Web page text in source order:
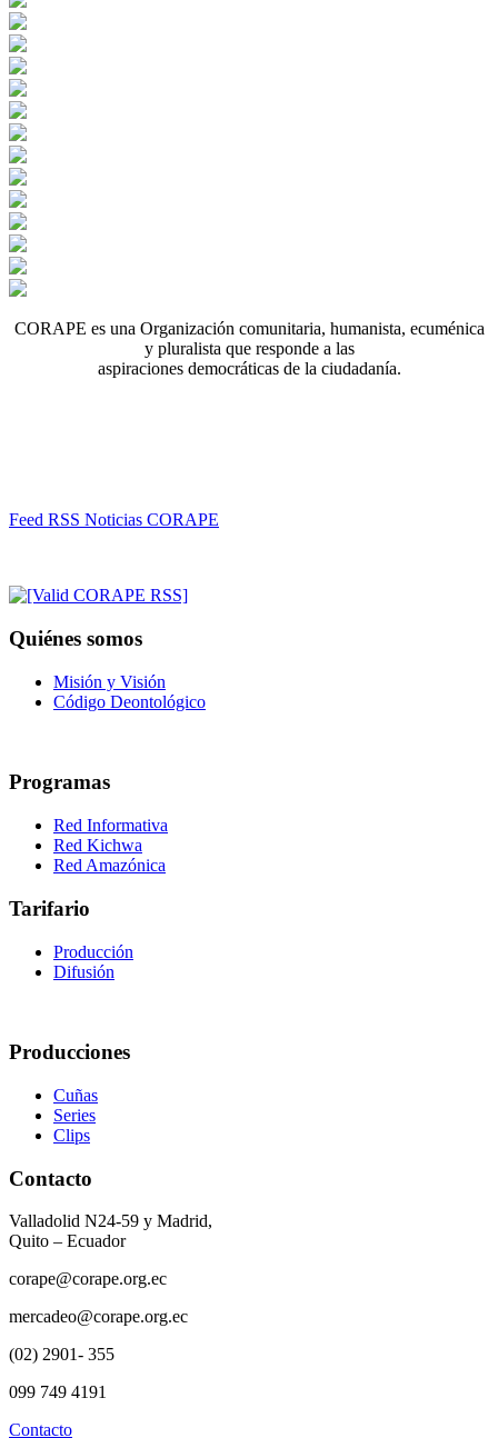
CORAPE es una Organización comunitaria, humanista, ecuménica
y pluralista que responde a las
aspiraciones democráticas de la ciudadanía.
Feed RSS Noticias CORAPE
Quiénes somos
Misión y Visión
Código Deontológico
Programas
Red Informativa
Red Kichwa
Red Amazónica
Tarifario
Producción
Difusión
Producciones
Cuñas
Series
Clips
Contacto
Valladolid N24-59 y Madrid,
Quito – Ecuador
corape@corape.org.ec
mercadeo@corape.org.ec
(02) 2901- 355
099 749 4191
Contacto